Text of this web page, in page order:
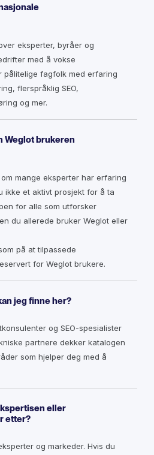
eksperter, byråer og
med å vokse
pålitelige fagfolk med erfaring
flerspråklig SEO,
og mer.
Weglot brukeren
mange eksperter har erfaring
ikke et aktivt prosjekt for å ta
for alle som utforsker
du allerede bruker Weglot eller
på at tilpassede
for Weglot brukere.
jeg finne her?
og SEO-spesialister
partnere dekker katalogen
som hjelper deg med å
eller
etter?
og markeder. Hvis du